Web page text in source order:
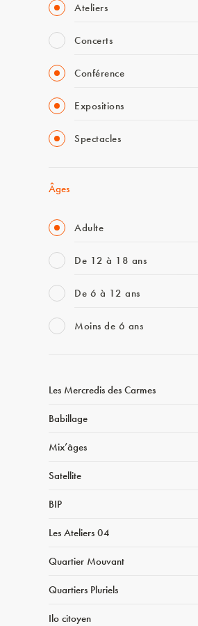
Ateliers
Concerts
Conférence
Expositions
Spectacles
Âges
Adulte
De 12 à 18 ans
De 6 à 12 ans
Moins de 6 ans
Les Mercredis des Carmes
Babillage
Mix’âges
Satellite
BIP
Les Ateliers 04
Quartier Mouvant
Quartiers Pluriels
Ilo citoyen